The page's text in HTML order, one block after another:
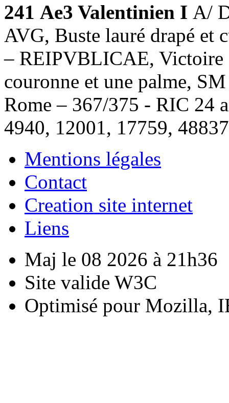
241 Ae3 Valentinien I A/
AVG, Buste lauré drapé et
– REIPVBLICAE, Victoire
couronne et une palme,
Rome – 367/375 - RIC 24
4940, 12001, 17759,
Mentions légales
Contact
Creation site internet
Liens
Maj le 08 2026 à 21h36
Site valide W3C
Optimisé pour Mozilla,